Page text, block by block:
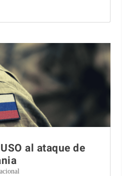
al ataque de